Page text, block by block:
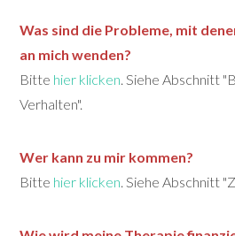
Was sind die Probleme, mit
an mich wenden?
Bitte hier klicken. Siehe Abschnitt
Verhalten".
Wer kann zu mir kommen?
Bitte hier klicken. Siehe Abschnitt